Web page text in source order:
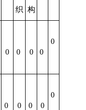
织 构
0 0 0 0
0
0 0 0 0
0